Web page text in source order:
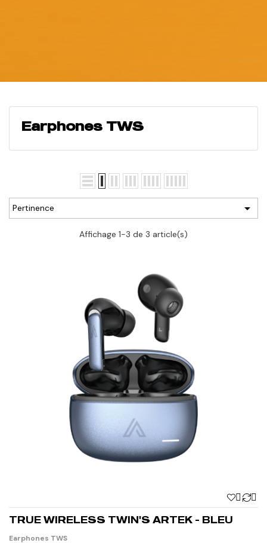
Earphones TWS
Pertinence 
Affichage 1-3 de 3 article(s)
 
TRUE WIRELESS TWIN'S ARTEK - BLEU
Earphones TWS